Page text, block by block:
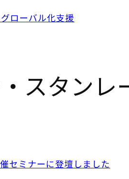
スタンレ